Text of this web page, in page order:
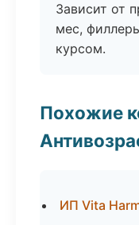
Зависит от
мес,
курсом.
Похожие
ИП Vita